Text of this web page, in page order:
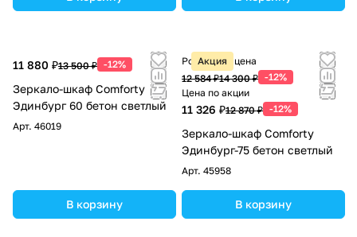
11 880 ₽13 500 ₽ -12%
Зеркало-шкаф Comforty
Эдинбург 60 бетон светлый
Арт. 46019
В корзину
Акция
Розничная цена
12 584 ₽14 300 ₽ -12%
Цена по акции
11 326 ₽12 870 ₽ -12%
Зеркало-шкаф Comforty
Эдинбург-75 бетон светлый
Арт. 45958
В корзину